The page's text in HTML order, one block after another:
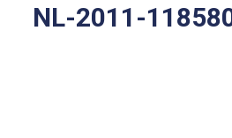
NL-2011-